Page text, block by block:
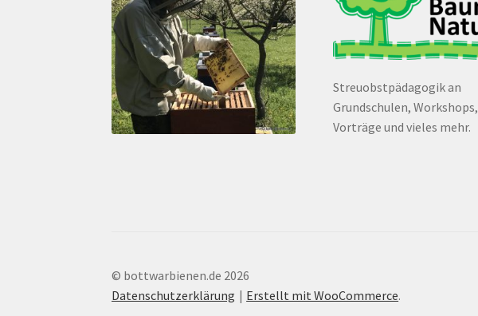
Streuobstpädagogik an
Grundschulen, Workshops,
Vorträge und vieles mehr.
© bottwarbienen.de 2026
Datenschutzerklärung
Erstellt mit WooCommerce.